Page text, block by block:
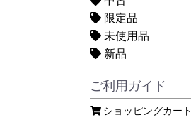
限定品
未使用品
新品
ご利用ガイド
ショッピングカート